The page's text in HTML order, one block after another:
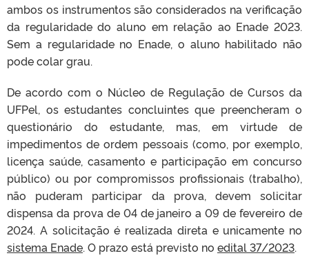
ambos os instrumentos são considerados na verificação
da regularidade do aluno em relação ao Enade 2023.
Sem a regularidade no Enade, o aluno habilitado não
pode colar grau.
De acordo com o Núcleo de Regulação de Cursos da
UFPel, os estudantes concluintes que preencheram o
questionário do estudante, mas, em virtude de
impedimentos de ordem pessoais (como, por exemplo,
licença saúde, casamento e participação em concurso
público) ou por compromissos profissionais (trabalho),
não puderam participar da prova, devem solicitar
dispensa da prova de 04 de janeiro a 09 de fevereiro de
2024. A solicitação é realizada direta e unicamente no
sistema Enade. O prazo está previsto no edital 37/2023.